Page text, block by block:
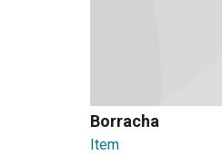
Borracha
Item